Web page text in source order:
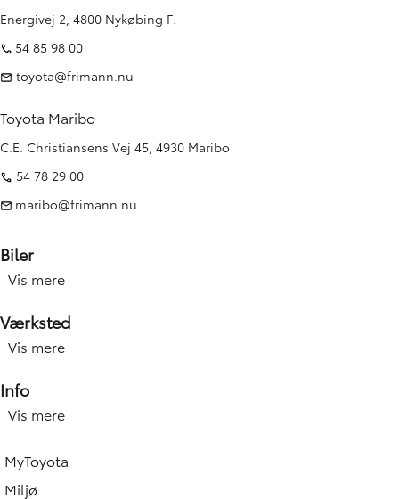
Energivej 2, 4800 Nykøbing F.
54 85 98 00
toyota@frimann.nu
Toyota Maribo
C.E. Christiansens Vej 45, 4930 Maribo
54 78 29 00
maribo@frimann.nu
Biler
Nye biler
Kampagner
Erhverv
Book prøvetur
Beregn salgspris på din bil
Toyota Approved Used
Vis mere
Værksted
Værksted forside
Hjulskift & dæk
Skadecenter & smart Repair
Tilbehør og reservedele
Vis mere
Info
Åbningstid
Toyota Vejhjælp
Vis mere
MyToyota
Miljø